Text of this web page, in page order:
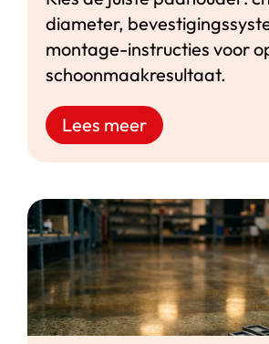
diameter,
montage-instructies voor
schoonmaakresultaat.
Lees meer